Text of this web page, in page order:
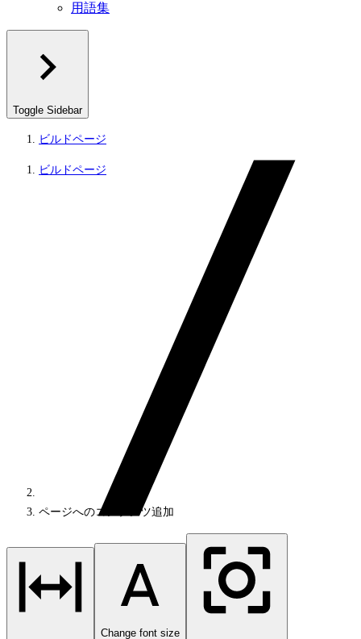
用語集
Toggle Sidebar
ビルドページ
ビルドページ
ページへのコンテンツ追加
Change font size